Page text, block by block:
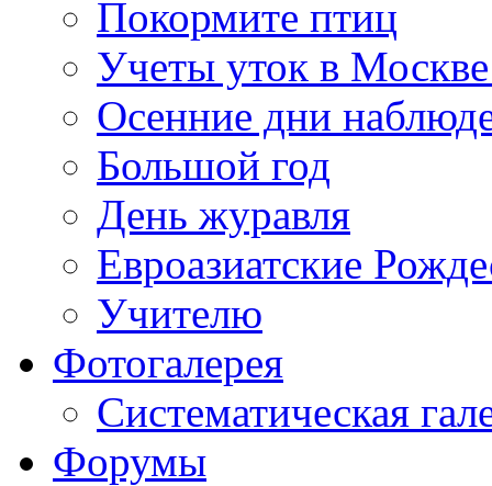
Покормите птиц
Учеты уток в
Осенние дни
Большой год
День журавля
Евроазиатские
Учителю
Фотогалерея
Систематическая
Форумы